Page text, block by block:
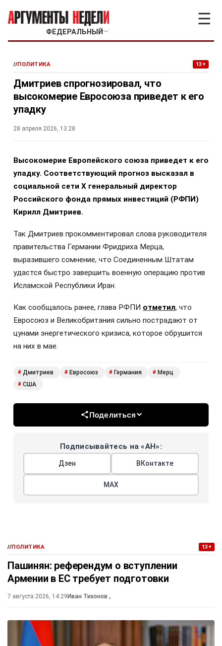
ФЕДЕРАЛЬНЫЙ ﹀
☰
//ПОЛИТИКА 13+
Дмитриев спрогнозировал, что
высокомерие Евросоюза приведет к его
упадку
28 апреля 2026, 13:28
Высокомерие Европейского союза приведет к его
упадку. Соответствующий прогноз высказал в
социальной сети X генеральный директор
Российского фонда прямых инвестиций (РФПИ)
Кирилл Дмитриев.
Так Дмитриев прокомментировал слова руководителя
правительства Германии Фридриха Мерца,
выразившего сомнение, что Соединенным Штатам
удастся быстро завершить военную операцию против
Исламской Республики Иран.
Как сообщалось ранее, глава РФПИ отметил, что
Евросоюз и Великобритания сильно пострадают от
цунами энергетического кризиса, которое обрушится
на них в мае.
# Дмитриев # Евросоюз # Германия # Мерц
# США
Поделиться
Подписывайтесь на «АН»:
Дзен ВКонтакте
МАХ
//ПОЛИТИКА 13+
Пашинян: референдум о вступлении
Армении в ЕС требует подготовки
7 августа 2026, 14:29Иван Тихонов ,